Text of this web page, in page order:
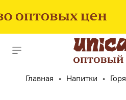
Главная Напитки